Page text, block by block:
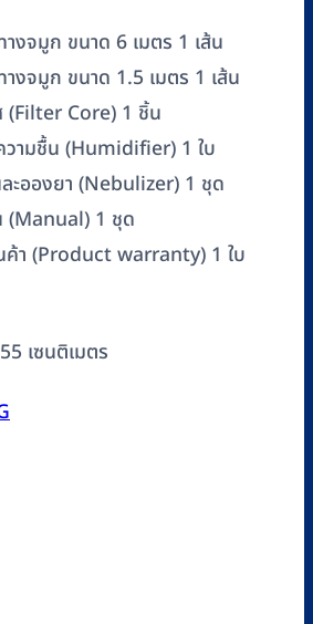
งจมูก ขนาด 6 เมตร 1 เส้น
งจมูก ขนาด 1.5 เมตร 1 เส้น
(Filter Core) 1 ชิ้น
วามชื้น (Humidifier) 1 ใบ
อองยา (Nebulizer) 1 ชุด
(Manual) 1 ชุด
ค้า (Product warranty) 1 ใบ
เซนติเมตร